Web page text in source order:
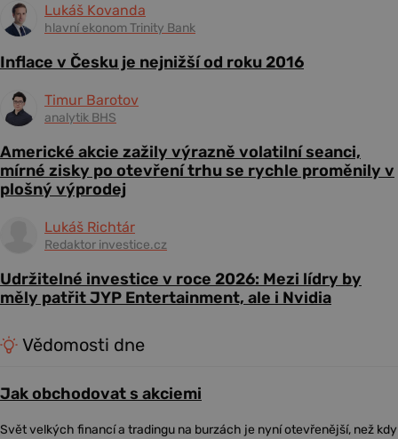
Lukáš Kovanda
hlavní ekonom Trinity Bank
Inflace v Česku je nejnižší od roku 2016
Timur Barotov
analytik BHS
Americké akcie zažily výrazně volatilní seanci,
mírné zisky po otevření trhu se rychle proměnily v
plošný výprodej
Lukáš Richtár
Redaktor investice.cz
Udržitelné investice v roce 2026: Mezi lídry by
měly patřit JYP Entertainment, ale i Nvidia
Vědomosti dne
Jak obchodovat s akciemi
Svět velkých financí a tradingu na burzách je nyní otevřenější, než kdy